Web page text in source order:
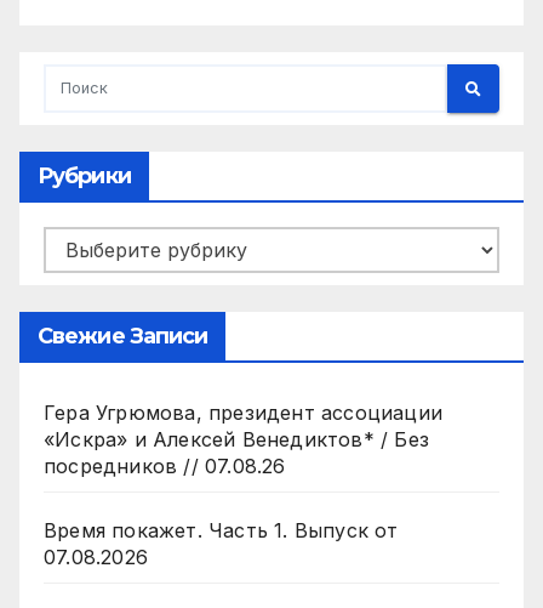
Рубрики
Рубрики
Свежие Записи
Гера Угрюмова, президент ассоциации
«Искра» и Алексей Венедиктов* / Без
посредников // 07.08.26
Время покажет. Часть 1. Выпуск от
07.08.2026